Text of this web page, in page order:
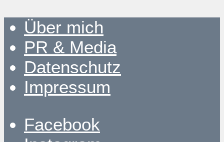
Über mich
PR & Media
Datenschutz
Impressum
Facebook